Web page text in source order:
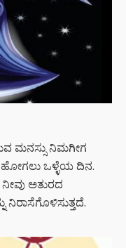
ಮನಸ್ಸು ನಿಮಗೀಗ
ಹೋಗಲು ಒಳ್ಳೆಯ ದಿನ.
ಅತುರದ
ನಿರಾಸೆಗೊಳಿಸುತ್ತದೆ.